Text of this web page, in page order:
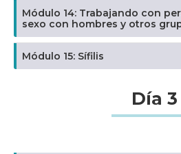
Módulo 14: Trabajando con
sexo con hombres y otros
Módulo 15: Sífilis
Día 3